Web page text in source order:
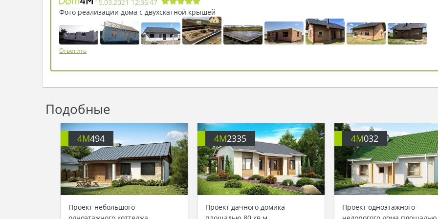
15.03.2021 12:36:47
Фото реализации дома с двухскатной крышей
Ответить
Подобные
4M494
Проект небольшого
4M2335
Проект дачного домика
4M032
Проект одноэтажного